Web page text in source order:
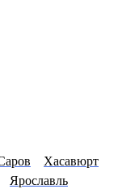
Хасавюрт
Ярославль